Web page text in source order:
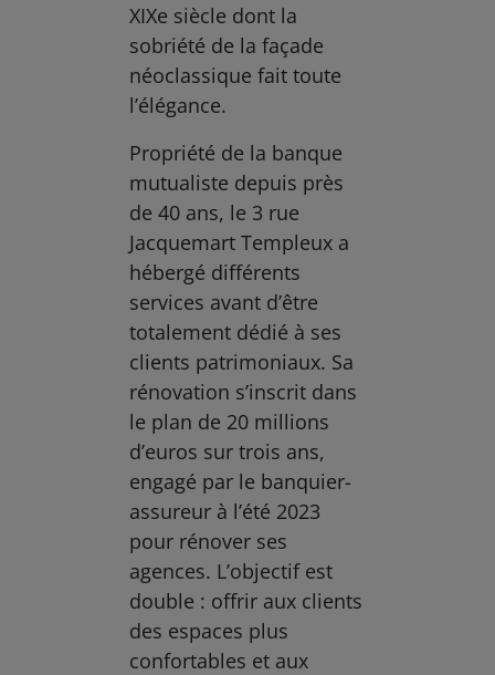
XIXe siècle dont la
sobriété de la façade
néoclassique fait toute
l’élégance.
Propriété de la banque
mutualiste depuis près
de 40 ans, le 3 rue
Jacquemart Templeux a
hébergé différents
services avant d’être
totalement dédié à ses
clients patrimoniaux. Sa
rénovation s’inscrit dans
le plan de 20 millions
d’euros sur trois ans,
engagé par le banquier-
assureur à l’été 2023
pour rénover ses
agences. L’objectif est
double : offrir aux clients
des espaces plus
confortables et aux